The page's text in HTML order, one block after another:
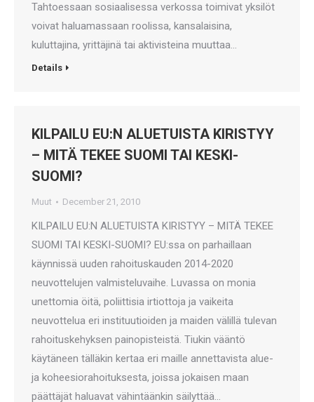
Tahtoessaan sosiaalisessa verkossa toimivat yksilöt
voivat haluamassaan roolissa, kansalaisina,
kuluttajina, yrittäjinä tai aktivisteina muuttaa…
Details
KILPAILU EU:N ALUETUISTA KIRISTYY
– MITÄ TEKEE SUOMI TAI KESKI-
SUOMI?
Muut December 21, 2010
KILPAILU EU:N ALUETUISTA KIRISTYY – MITÄ TEKEE
SUOMI TAI KESKI-SUOMI? EU:ssa on parhaillaan
käynnissä uuden rahoituskauden 2014-2020
neuvottelujen valmisteluvaihe. Luvassa on monia
unettomia öitä, poliittisia irtiottoja ja vaikeita
neuvottelua eri instituutioiden ja maiden välillä tulevan
rahoituskehyksen painopisteistä. Tiukin vääntö
käytäneen tälläkin kertaa eri maille annettavista alue-
ja koheesiorahoituksesta, joissa jokaisen maan
päättäjät haluavat vähintäänkin säilyttää…